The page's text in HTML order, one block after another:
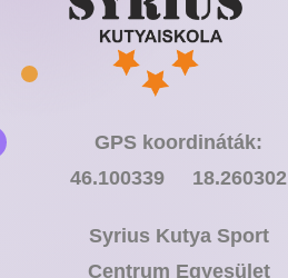
GPS koordináták:
46.100339 18.260302
Syrius Kutya Sport
Centrum Egyesület